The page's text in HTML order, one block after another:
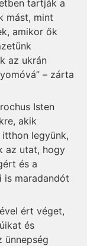
tartják a
mást, mint
amikor ők
az ukrán
– zárta
Isten
akik
legyünk,
az utat, hogy
és a
is maradandót
ért véget,
és
ünnepség